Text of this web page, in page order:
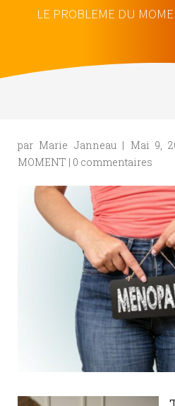
LE PROBLEME DU
par Marie Janneau| Mai 9,
MOMENT | 0 commentaires